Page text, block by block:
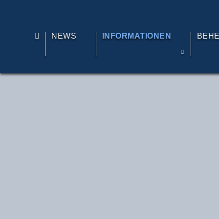
NEWS INFORMATIONEN